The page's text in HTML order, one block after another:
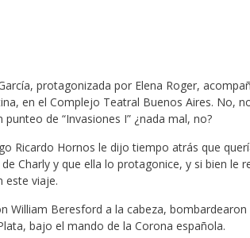
protagonizada por Elena Roger,
en el Complejo Teatral Buenos Aires. No,
de “Invasiones I” ¿nada mal, no?
Ricardo Hornos le dijo tiempo atrás que
Charly y que ella lo protagonice, y si bien le
este viaje.
William Beresford a la cabeza,
bajo el mando de la Corona española.